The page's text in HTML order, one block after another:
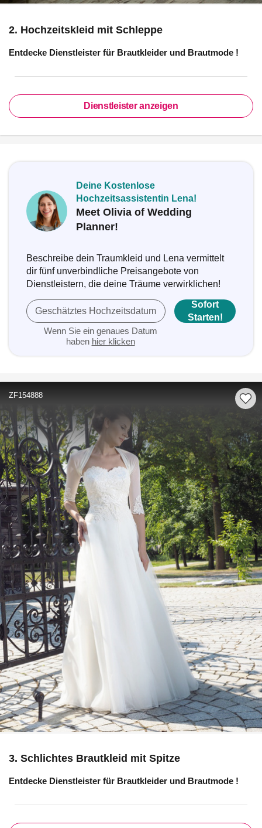
2. Hochzeitskleid mit Schleppe
Entdecke Dienstleister für Brautkleider und Brautmode !
Dienstleister anzeigen
Deine Kostenlose
Hochzeitsassistentin Lena!
Meet Olivia of Wedding
Planner!
Beschreibe dein Traumkleid und Lena vermittelt
dir fünf unverbindliche Preisangebote von
Dienstleistern, die deine Träume verwirklichen!
Geschätztes Hochzeitsdatum
Wenn Sie ein genaues Datum
haben hier klicken
Sofort
Starten!
ZF154888
3. Schlichtes Brautkleid mit Spitze
Entdecke Dienstleister für Brautkleider und Brautmode !